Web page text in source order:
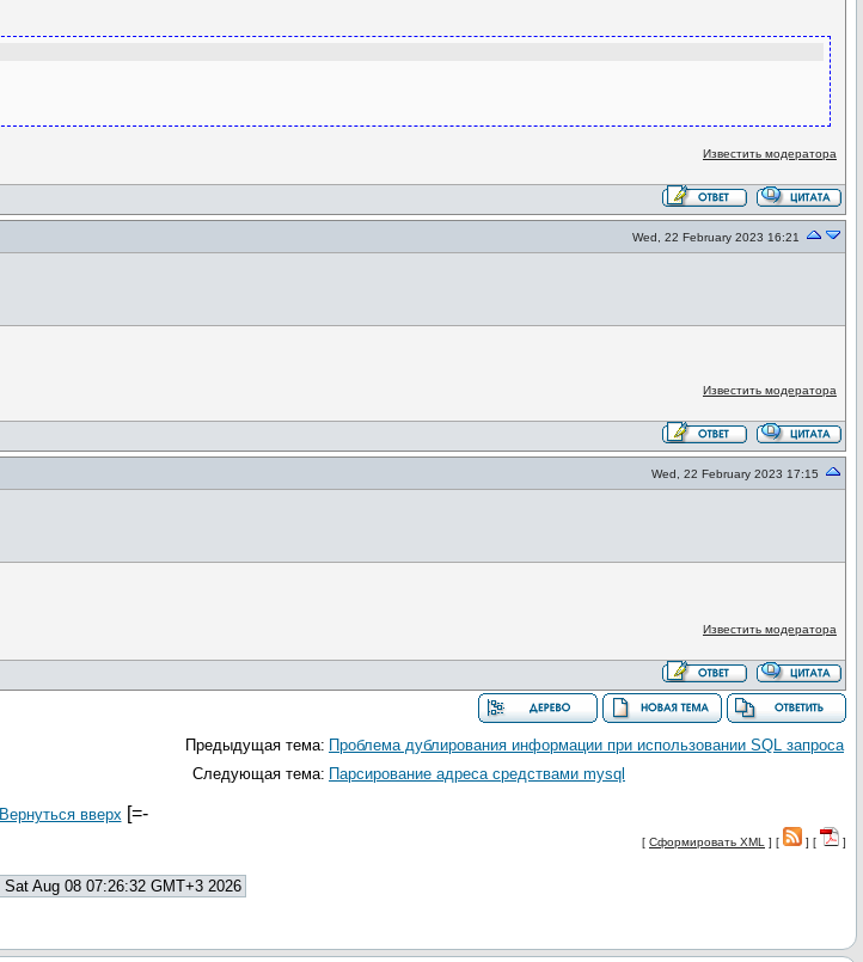
Известить модератора
Wed, 22 February 2023 16:21
Известить модератора
Wed, 22 February 2023 17:15
Известить модератора
Предыдущая тема: Проблема дублирования информации при использовании SQL запроса
Следующая тема: Парсирование адреса средствами mysql
Вернуться вверх [=-
[ Сформировать XML ] [ ] [ ]
Sat Aug 08 07:26:32 GMT+3 2026